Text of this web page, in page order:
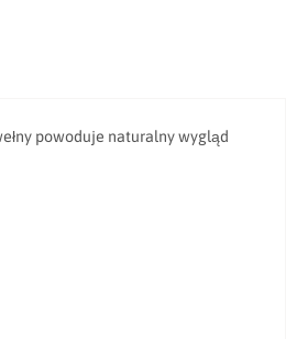
powoduje naturalny wygląd